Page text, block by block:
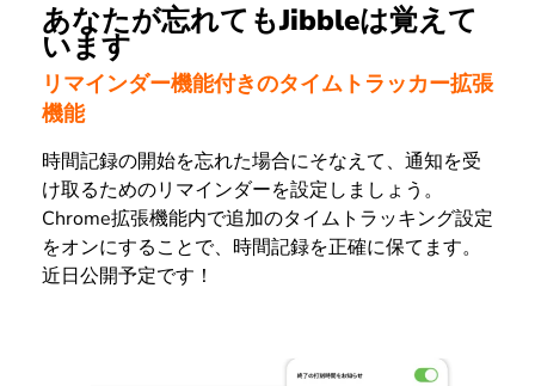
あなたが忘れてもJibbleは覚えて
います
リマインダー機能付きのタイムトラッカー拡張
機能
時間記録の開始を忘れた場合にそなえて、通知を受
け取るためのリマインダーを設定しましょう。
Chrome拡張機能内で追加のタイムトラッキング設定
をオンにすることで、時間記録を正確に保てます。
近日公開予定です！